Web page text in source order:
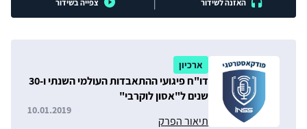
האזנה לשידור | צפייה בשידור
ארכיון
דו"ח פיגועי ההתאבדות העולמי השנתי ו-30
שנים ל"אסון לוקרבי"
תיאור הפרק
10.01.2019